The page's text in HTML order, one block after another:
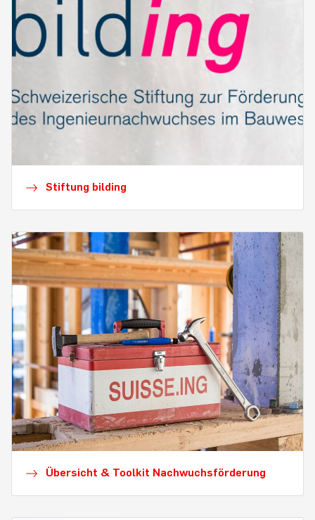
Stiftung bilding
Übersicht & Toolkit Nachwuchsförderung